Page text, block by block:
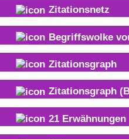
Zitationsnetz
Begriffswolke
Zitationsgraph
Zitationsgraph
21 Erwähnungen